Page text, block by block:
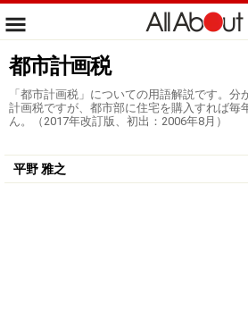
都市計画税
「都市計画税」についての用語解説です。
計画税ですが、都市部に住宅を購入すれば毎
ん。（2017年改訂版、初出：2006年8月）
平野 雅之